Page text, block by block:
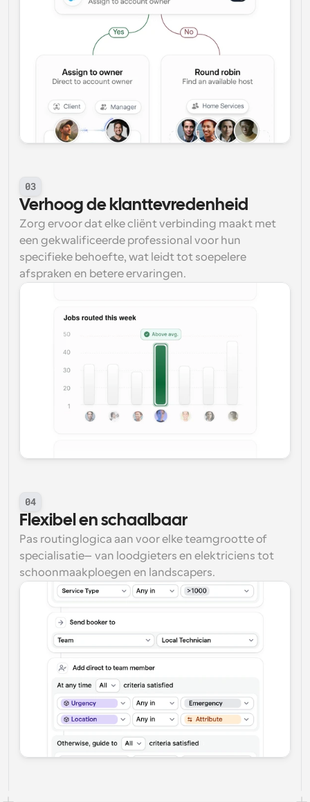
03
Verhoog de klanttevredenheid
Zorg ervoor dat elke cliënt verbinding maakt met
een gekwalificeerde professional voor hun
specifieke behoefte, wat leidt tot soepelere
afspraken en betere ervaringen.
04
Flexibel en schaalbaar
Pas routinglogica aan voor elke teamgrootte of
specialisatie—van loodgieters en elektriciens tot
schoonmaakploegen en landscapers.